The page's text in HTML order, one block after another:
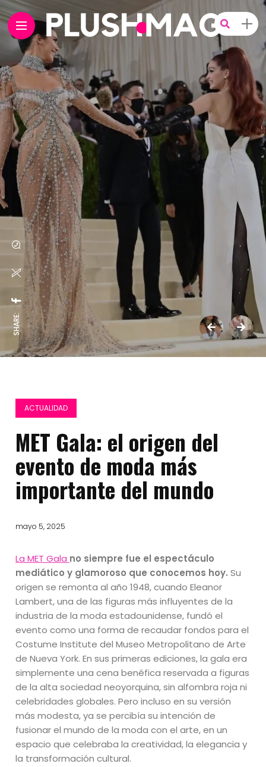
SHARE:
ACTUALIDAD
MET Gala: el origen del
evento de moda más
importante del mundo
mayo 5, 2025
La MET Gala no siempre fue el espectáculo
mediático y glamoroso que conocemos hoy.Su
origen se remonta al año 1948, cuando Eleanor
Lambert, una de las figuras más influyentes de la
industria de la moda estadounidense, fundó el
evento como una forma de recaudar fondos para el
Costume Institute del Museo Metropolitano de Arte
de Nueva York. En sus primeras ediciones, la gala era
simplemente una cena benéfica reservada a figuras
de la alta sociedad neoyorquina, sin alfombra roja ni
celebridades globales. Pero incluso en su versión
más modesta, ya se percibía su intención de
fusionar el mundo de la moda con el arte, en un
espacio que celebraba la creatividad, la elegancia y
la transformación cultural.